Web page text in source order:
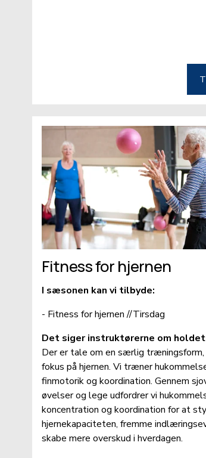
Fitness for hjernen
I sæsonen kan vi tilbyde:
- Fitness for hjernen //Tirsdag
Det siger instruktørerne om
Der er tale om en særlig træningsform,
fokus på hjernen. Vi træner
finmotorik og koordination. Gennem
øvelser og lege udfordrer vi
koncentration og koordination for at
hjernekapaciteten, fremme
skabe mere overskud i hverdagen.